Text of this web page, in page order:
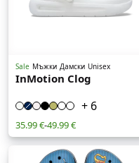
Sale Мъжки Дамски Unisex
InMotion Clog
+ 6
35.99 €-49.99 €